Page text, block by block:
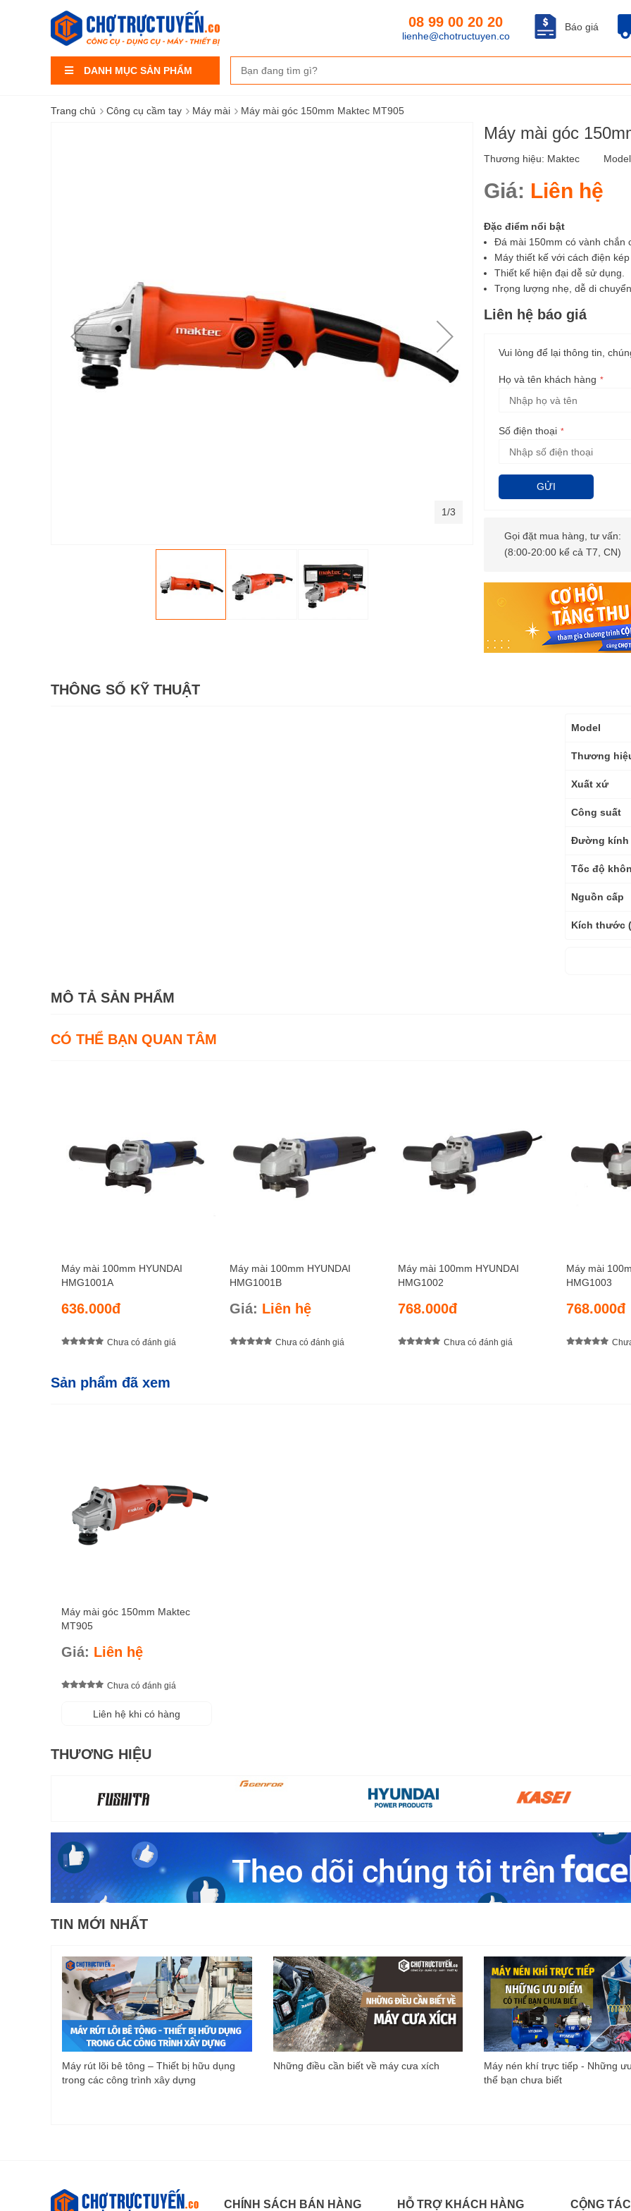
DANH MỤC SẢN PHẨM
Báo giá
08 99 00 20 20
lienhe@chotructuyen.co
Trang chủ › Công cụ cầm tay › Máy mài › Máy mài góc 150mm Maktec MT905
Máy mài góc
Thương hiệu: Maktec
Giá: Liên hệ
Đặc điểm nổi bật
Đá mài 150mm có vành chắn
Máy thiết kế với cách điện
Thiết kế hiện đại dễ sử dụng.
Trọng lượng nhẹ, dễ di
Liên hệ báo giá
Vui lòng để lại thông tin,
Họ và tên khách hàng
Số điện thoại
GỬI
Gọi đặt mua hàng, tư vấn:
(8:00-20:00 kể cả T7, CN)
1/3
THÔNG SỐ KỸ THUẬT
Thông
kỹ
Model
Thương
Xuất xứ
Công suất
Đường kính
Tốc độ
Nguồn cấp
Kích thước
MÔ TẢ SẢN PHẨM
CÓ THỂ BẠN QUAN TÂM
Máy mài 100mm HYUNDAI
HMG1001A
636.000đ
Chưa có đánh giá
Máy mài 100mm HYUNDAI
HMG1001B
Giá: Liên hệ
Chưa có đánh giá
Máy mài 100mm HYUNDAI
HMG1002
768.000đ
Chưa có đánh giá
Máy mài
HMG1003
768.000đ
Sản phẩm đã xem
Máy mài góc 150mm Maktec
MT905
Giá: Liên hệ
Chưa có đánh giá
Liên hệ khi có hàng
THƯƠNG HIỆU
TIN MỚI NHẤT
Máy rút lõi bê tông – Thiết bị hữu dụng
trong các công trình xây dựng
Những điều cần biết về máy cưa xích
Máy nén khí trực tiếp - Những
thể bạn chưa biết
CHÍNH SÁCH BÁN HÀNG HỖ TRỢ KHÁCH HÀNG CỘNG